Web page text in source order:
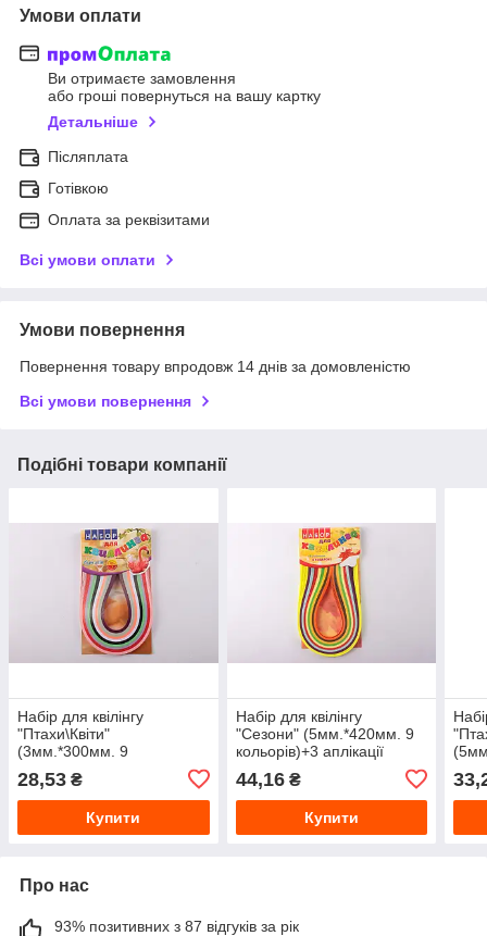
Умови оплати
Ви отримаєте замовлення
або гроші повернуться на вашу картку
Детальніше
Післяплата
Готівкою
Оплата за реквізитами
Всі умови оплати
Умови повернення
Повернення товару впродовж 14 днів за домовленістю
Всі умови повернення
Подібні товари компанії
Набір для квілінгу
"Птахи\Квіти"
(3мм.*300мм. 9
28,53 ₴
Купити
Набір для квілінгу
"Сезони" (5мм.*420мм. 9
кольорів)+3 аплікації
44,16₴
Купити
Про нас
93% позитивних з 87 відгуків за рік